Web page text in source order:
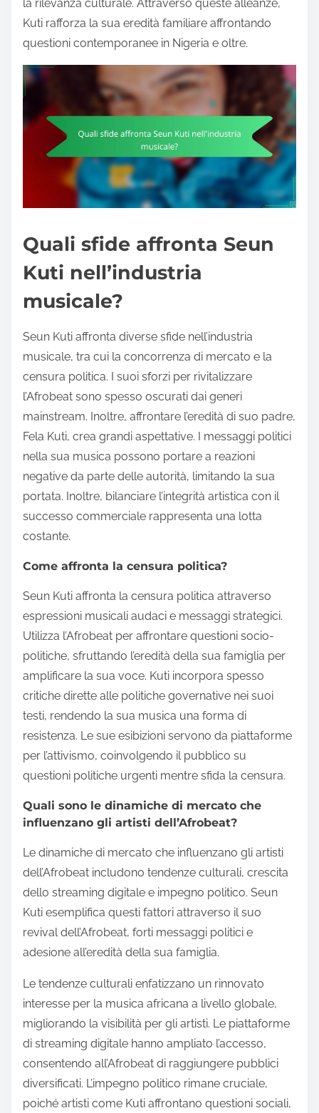
la rilevanza culturale. Attraverso queste alleanze,
Kuti rafforza la sua eredità familiare affrontando
questioni contemporanee in Nigeria e oltre.
Quali sfide affronta Seun
Kuti nell’industria
musicale?
Seun Kuti affronta diverse sfide nell’industria
musicale, tra cui la concorrenza di mercato e la
censura politica. I suoi sforzi per rivitalizzare
l’Afrobeat sono spesso oscurati dai generi
mainstream. Inoltre, affrontare l’eredità di suo padre,
Fela Kuti, crea grandi aspettative. I messaggi politici
nella sua musica possono portare a reazioni
negative da parte delle autorità, limitando la sua
portata. Inoltre, bilanciare l’integrità artistica con il
successo commerciale rappresenta una lotta
costante.
Come affronta la censura politica?
Seun Kuti affronta la censura politica attraverso
espressioni musicali audaci e messaggi strategici.
Utilizza l’Afrobeat per affrontare questioni socio-
politiche, sfruttando l’eredità della sua famiglia per
amplificare la sua voce. Kuti incorpora spesso
critiche dirette alle politiche governative nei suoi
testi, rendendo la sua musica una forma di
resistenza. Le sue esibizioni servono da piattaforme
per l’attivismo, coinvolgendo il pubblico su
questioni politiche urgenti mentre sfida la censura.
Quali sono le dinamiche di mercato che
influenzano gli artisti dell’Afrobeat?
Le dinamiche di mercato che influenzano gli artisti
dell’Afrobeat includono tendenze culturali, crescita
dello streaming digitale e impegno politico. Seun
Kuti esemplifica questi fattori attraverso il suo
revival dell’Afrobeat, forti messaggi politici e
adesione all’eredità della sua famiglia.
Le tendenze culturali enfatizzano un rinnovato
interesse per la musica africana a livello globale,
migliorando la visibilità per gli artisti. Le piattaforme
di streaming digitale hanno ampliato l’accesso,
consentendo all’Afrobeat di raggiungere pubblici
diversificati. L’impegno politico rimane cruciale,
poiché artisti come Kuti affrontano questioni sociali,